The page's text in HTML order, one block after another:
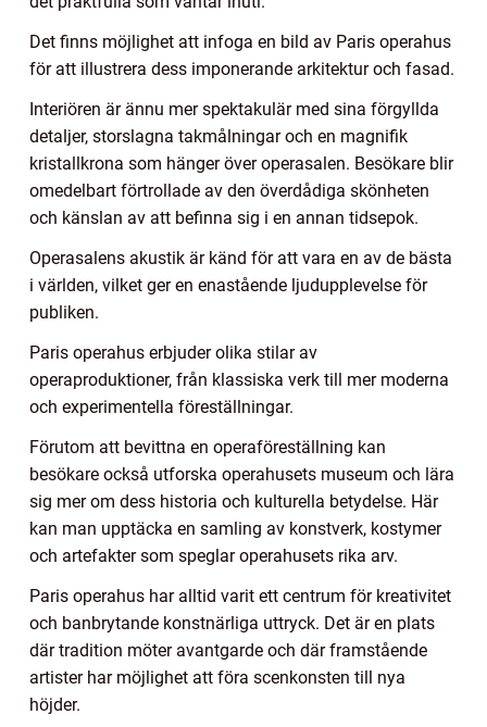
Det finns möjlighet att infoga en bild av Paris operahus
för att illustrera dess imponerande arkitektur och fasad.
Interiören är ännu mer spektakulär med sina förgyllda
detaljer, storslagna takmålningar och en magnifik
kristallkrona som hänger över operasalen. Besökare blir
omedelbart förtrollade av den överdådiga skönheten
och känslan av att befinna sig i en annan tidsepok.
Operasalens akustik är känd för att vara en av de bästa
i världen, vilket ger en enastående ljudupplevelse för
publiken.
Paris operahus erbjuder olika stilar av
operaproduktioner, från klassiska verk till mer moderna
och experimentella föreställningar.
Förutom att bevittna en operaföreställning kan
besökare också utforska operahusets museum och lära
sig mer om dess historia och kulturella betydelse. Här
kan man upptäcka en samling av konstverk, kostymer
och artefakter som speglar operahusets rika arv.
Paris operahus har alltid varit ett centrum för kreativitet
och banbrytande konstnärliga uttryck. Det är en plats
där tradition möter avantgarde och där framstående
artister har möjlighet att föra scenkonsten till nya
höjder.